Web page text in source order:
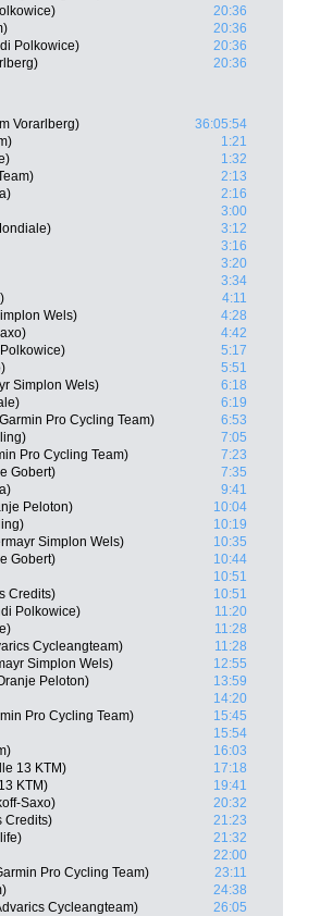
20:36
20:36
Polkowice)
20:36
20:36
Vorarlberg)
36:05:54
1:21
1:32
2:13
2:16
3:00
3:12
3:16
3:20
3:34
4:11
Wels)
4:28
4:42
5:17
5:51
Simplon Wels)
6:18
6:19
Pro Cycling Team)
6:53
7:05
Pro Cycling Team)
7:23
Gobert)
7:35
9:41
Peloton)
10:04
10:19
Simplon Wels)
10:35
Gobert)
10:44
10:51
Credits)
10:51
Polkowice)
11:20
11:28
Cycleangteam)
11:28
Simplon Wels)
12:55
Peloton)
13:59
14:20
Pro Cycling Team)
15:45
15:54
16:03
13 KTM)
17:18
KTM)
19:41
Saxo)
20:32
Credits)
21:23
21:32
22:00
Pro Cycling Team)
23:11
24:38
Cycleangteam)
26:05